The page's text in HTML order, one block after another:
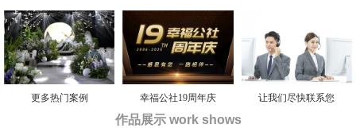
更多热门案例 幸福公社19周年庆 让我们尽快联系您
作品展示 work shows